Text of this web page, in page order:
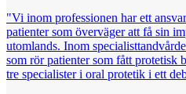
"Vi inom professionen har ett
patienter som överväger att få sin
utomlands. Inom
som rör patienter som fått protetisk
tre specialister i oral protetik i ett